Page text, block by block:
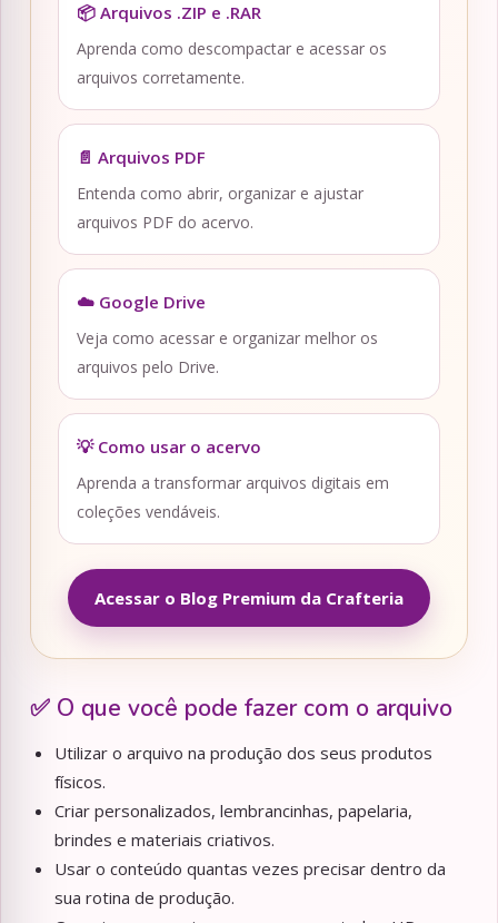
📦 Arquivos .ZIP e .RAR
Aprenda como descompactar e acessar os
arquivos corretamente.
📄 Arquivos PDF
Entenda como abrir, organizar e ajustar
arquivos PDF do acervo.
☁️ Google Drive
Veja como acessar e organizar melhor os
arquivos pelo Drive.
💡 Como usar o acervo
Aprenda a transformar arquivos digitais em
coleções vendáveis.
Acessar o Blog Premium da Crafteria
✅ O que você pode fazer com o arquivo
Utilizar o arquivo na produção dos seus produtos
físicos.
Criar personalizados, lembrancinhas, papelaria,
brindes e materiais criativos.
Usar o conteúdo quantas vezes precisar dentro da
sua rotina de produção.